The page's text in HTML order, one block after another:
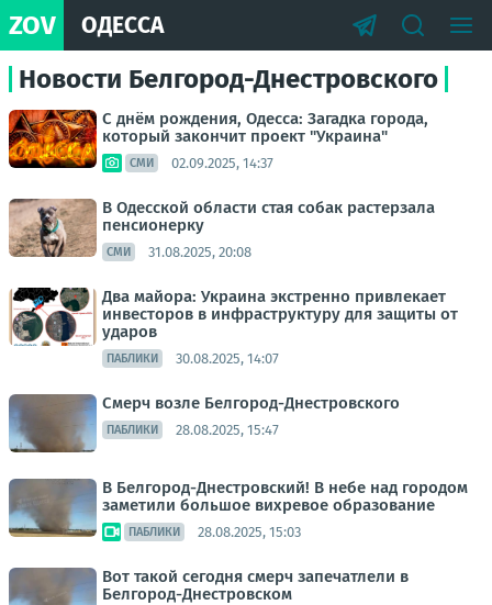
ZOV ОДЕССА
Новости Белгород-Днестровского
С днём рождения, Одесса: Загадка города,
который закончит проект "Украина"
СМИ 02.09.2025, 14:37
В Одесской области стая собак растерзала
пенсионерку
СМИ 31.08.2025, 20:08
Два майора: Украина экстренно привлекает
инвесторов в инфраструктуру для защиты от
ударов
ПАБЛИКИ 30.08.2025, 14:07
Смерч возле Белгород-Днестровского
ПАБЛИКИ 28.08.2025, 15:47
В Белгород-Днестровский! В небе над городом
заметили большое вихревое образование
ПАБЛИКИ 28.08.2025, 15:03
Вот такой сегодня смерч запечатлели в
Белгород-Днестровском